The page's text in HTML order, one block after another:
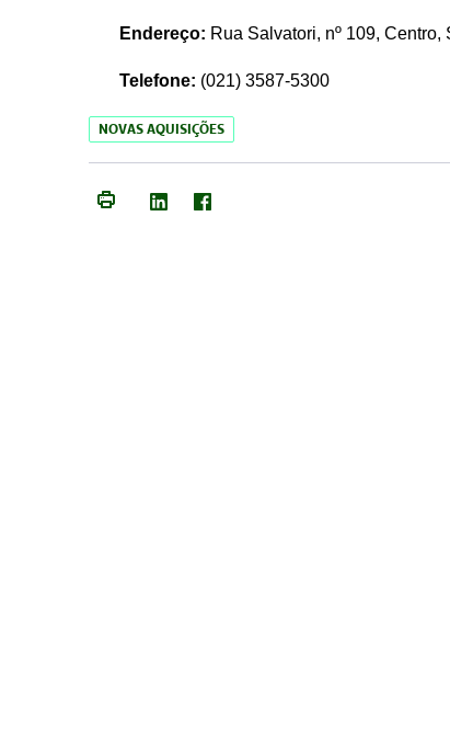
Endereço: Rua Salvatori, nº 109,
Telefone: (021) 3587-5300
NOVAS AQUISIÇÕES